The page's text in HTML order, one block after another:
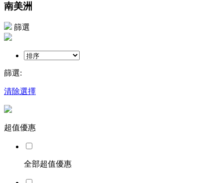
南美洲
篩選
篩選:
清除選擇
超值優惠
全部超值優惠